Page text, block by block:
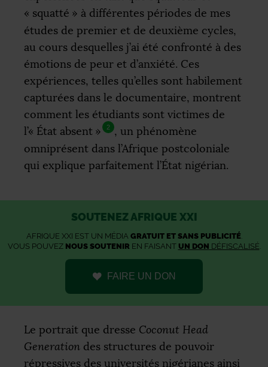
« squatté » à différentes périodes de mes
études de premier et de deuxième cycles,
au cours desquelles j’ai été confronté à des
émotions de peur et d’anxiété. Ces
expériences, telles qu’elles sont habilement
capturées dans le documentaire, montrent
comment les étudiants sont victimes de
l’« État absent » 2
, un phénomène
omniprésent dans l’Afrique postcoloniale
qui explique parfaitement l’État nigérian.
SOUTENEZ AFRIQUE XXI
AFRIQUE XXI EST UN MÉDIA GRATUIT ET SANS PUBLICITÉ.
VOUS POUVEZ NOUS SOUTENIR EN FAISANT UN DON DÉFISCALISÉ
FAIRE UN DON
Le portrait que dresse Coconut Head
Generation des structures de pouvoir
répressives des universités nigérianes ainsi